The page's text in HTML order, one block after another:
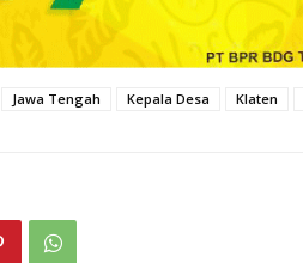
Jawa Tengah Kepala Desa Klaten